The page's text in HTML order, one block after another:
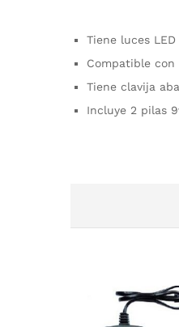
Tiene luces
Compatible
Tiene clavija
Incluye 2 pilas